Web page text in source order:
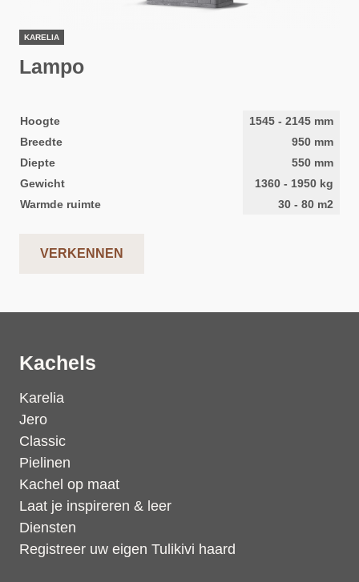
KARELIA
Lampo
Hoogte 1545 - 2145 mm
Breedte
950 mm
Diepte
550 mm
Gewicht
1360 - 1950 kg
Warmde ruimte
30 - 80 m2
VERKENNEN
Kachels
Karelia
Jero
Classic
Pielinen
Kachel op maat
Laat je inspireren & leer
Diensten
Registreer uw eigen Tulikivi haard